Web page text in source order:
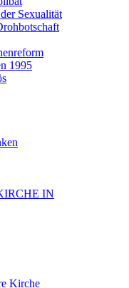
Sexualität
1995
IN
Kirche